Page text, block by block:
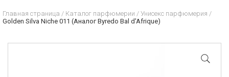
Главная страница / Каталог парфюмерии / Унисекс парфюмерия /
Golden Silva Niche 011 (Аналог Byredo Bal d'Afrique)